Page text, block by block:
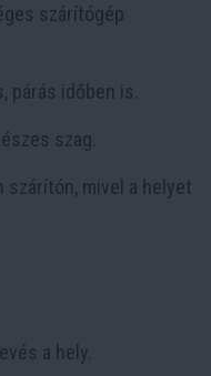
szárítógép
párás időben is.
szag.
szárítón, mivel a helyet
a hely.